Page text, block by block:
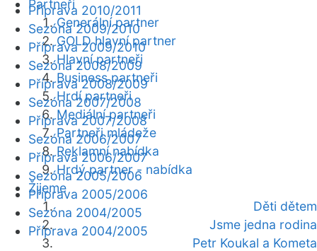
Partneři
Generální partner
GOLD hlavní partner
Hlavní partneři
Business partneři
Hrdí partneři
Mediální partneři
Partneři mládeže
Reklamní nabídka
Hrdý partner - nabídka
Žijeme
Děti dětem
Jsme jedna rodina
Petr Koukal a Kometa
Příprava 2010/2011
Sezóna 2009/2010
Příprava 2009/2010
Sezóna 2008/2009
Příprava 2008/2009
Sezóna 2007/2008
Příprava 2007/2008
Sezóna 2006/2007
Příprava 2006/2007
Sezóna 2005/2006
Příprava 2005/2006
Sezóna 2004/2005
Příprava 2004/2005